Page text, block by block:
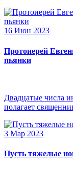
16 Июн 2023
Протоиерей
пьянки
Двадцатые числа
полагает
3 Мар 2023
Пусть тяжелые